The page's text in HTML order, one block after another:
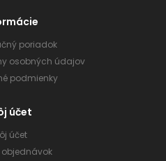
poriadok
osobných údajov
podmienky
účet
účet
objednávok